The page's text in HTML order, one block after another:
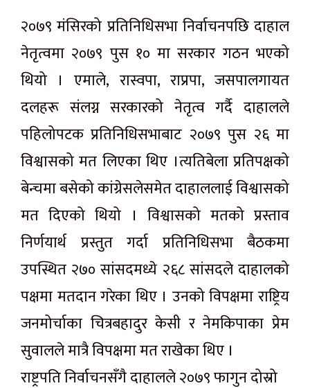
२०७९ मंसिरको प्रतिनिधिसभा निर्वाचनपछि दाहाल
नेतृत्वमा २०७९ पुस १० मा सरकार गठन भएको
थियो । एमाले, रास्वपा, राप्रपा, जसपालगायत
दलहरू संलग्न सरकारको नेतृत्व गर्दै दाहालले
पहिलोपटक प्रतिनिधिसभाबाट २०७९ पुस २६ मा
विश्वासको मत लिएका थिए ।त्यतिबेला प्रतिपक्षको
बेन्चमा बसेको कांग्रेसलेसमेत दाहाललाई विश्वासको
मत दिएको थियो । विश्वासको मतको प्रस्ताव
निर्णयार्थ प्रस्तुत गर्दा प्रतिनिधिसभा बैठकमा
उपस्थित २७० सांसदमध्ये २६८ सांसदले दाहालको
पक्षमा मतदान गरेका थिए । उनको विपक्षमा राष्ट्रिय
जनमोर्चाका चित्रबहादुर केसी र नेमकिपाका प्रेम
सुवालले मात्रै विपक्षमा मत राखेका थिए ।
राष्ट्रपति निर्वाचनसँगै दाहालले २०७९ फागुन दोस्रो